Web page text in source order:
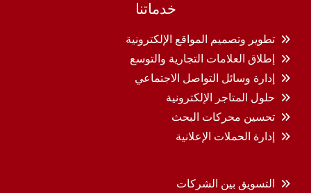
خدماتنا
تطوير وتصميم المواقع الإلكترونية
إطلاق العلامات التجارية والتوسع
إدارة وسائل التواصل الاجتماعي
حلول المتاجر الإلكترونية
تحسين محركات البحث
إدارة الحملات الإعلانية
التسويق بين الشركات